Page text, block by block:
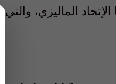
الماليزي،